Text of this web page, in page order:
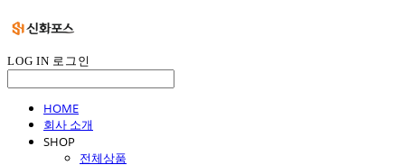
LOG IN 로그인
HOME
회사 소개
SHOP
전체상품